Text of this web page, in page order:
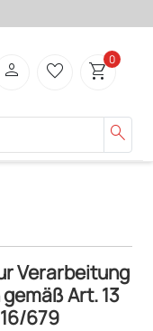
search
person favorite_border shopping_cart0
Verarbeitung
Art. 13
679